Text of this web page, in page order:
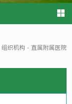
组织机构 - 直属附属医院